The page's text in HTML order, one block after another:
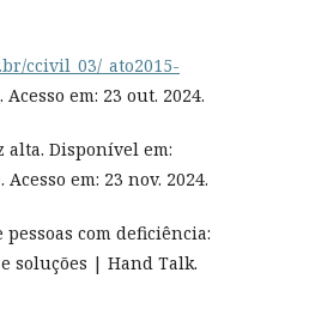
ccivil_03/_ato2015-
. Acesso em: 23 out. 2024.
alta. Disponível em:
Acesso em: 23 nov. 2024.
pessoas com deficiência:
soluções | Hand Talk.